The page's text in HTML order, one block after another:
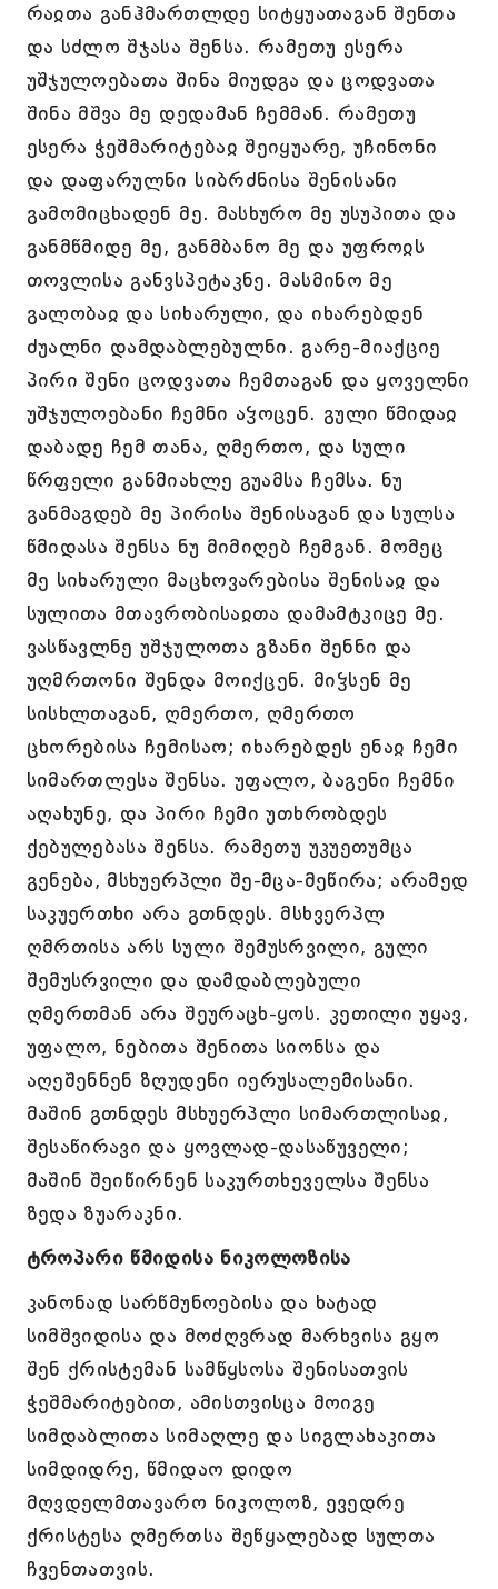
რაჲთა განჰმართლდე სიტყუათაგან შენთა
და სძლო შჯასა შენსა. რამეთუ ესერა
უშჯულოებათა შინა მიუდგა და ცოდვათა
შინა მშვა მე დედამან ჩემმან. რამეთუ
ესერა ჭეშმარიტებაჲ შეიყუარე, უჩინონი
და დაფარულნი სიბრძნისა შენისანი
გამომიცხადენ მე. მასხურო მე უსუპითა და
განმწმიდე მე, განმბანო მე და უფროჲს
თოვლისა განვსპეტაკნე. მასმინო მე
გალობაჲ და სიხარული, და იხარებდენ
ძუალნი დამდაბლებულნი. გარე-მიაქციე
პირი შენი ცოდვათა ჩემთაგან და ყოველნი
უშჯულოებანი ჩემნი აჴოცენ. გული წმიდაჲ
დაბადე ჩემ თანა, ღმერთო, და სული
წრფელი განმიახლე გუამსა ჩემსა. ნუ
განმაგდებ მე პირისა შენისაგან და სულსა
წმიდასა შენსა ნუ მიმიღებ ჩემგან. მომეც
მე სიხარული მაცხოვარებისა შენისაჲ და
სულითა მთავრობისაჲთა დამამტკიცე მე.
ვასწავლნე უშჯულოთა გზანი შენნი და
უღმრთონი შენდა მოიქცენ. მიჴსენ მე
სისხლთაგან, ღმერთო, ღმერთო
ცხორებისა ჩემისაო; იხარებდეს ენაჲ ჩემი
სიმართლესა შენსა. უფალო, ბაგენი ჩემნი
აღახუნე, და პირი ჩემი უთხრობდეს
ქებულებასა შენსა. რამეთუ უკუეთუმცა
გენება, მსხუერპლი შე-მცა-მეწირა; არამედ
საკუერთხი არა გთნდეს. მსხვერპლ
ღმრთისა არს სული შემუსრვილი, გული
შემუსრვილი და დამდაბლებული
ღმერთმან არა შეურაცხ-ყოს. კეთილი უყავ,
უფალო, ნებითა შენითა სიონსა და
აღეშენნენ ზღუდენი იერუსალემისანი.
მაშინ გთნდეს მსხუერპლი სიმართლისაჲ,
შესაწირავი და ყოვლად-დასაწუველი;
მაშინ შეიწირნენ საკურთხეველსა შენსა
ზედა ზუარაკნი.
ტროპარი წმიდისა ნიკოლოზისა
კანონად სარწმუნოებისა და ხატად
სიმშვიდისა და მოძღვრად მარხვისა გყო
შენ ქრისტემან სამწყსოსა შენისათვის
ჭეშმარიტებით, ამისთვისცა მოიგე
სიმდაბლითა სიმაღლე და სიგლახაკითა
სიმდიდრე, წმიდაო დიდო
მღვდელმთავარო ნიკოლოზ, ევედრე
ქრისტესა ღმერთსა შეწყალებად სულთა
ჩვენთათვის.